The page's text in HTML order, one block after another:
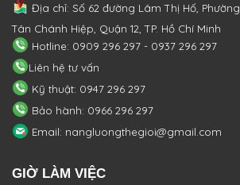
Địa chỉ: Số 62 đường Lâm Thị Hố, Phường
Tân Chánh Hiệp, Quận 12, TP. Hồ Chí Minh
Hotline: 0909 296 297 - 0937 296 297
Liên hệ tư vấn
Kỹ thuật: 0947 296 297
Bảo hành: 0966 296 297
Email: nangluongthegioi@gmail.com
GIỜ LÀM VIỆC